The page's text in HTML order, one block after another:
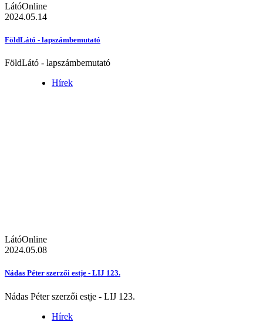
LátóOnline
2024.05.14
FöldLátó - lapszámbemutató
FöldLátó - lapszámbemutató
Hírek
LátóOnline
2024.05.08
Nádas Péter szerzői estje - LIJ 123.
Nádas Péter szerzői estje - LIJ 123.
Hírek